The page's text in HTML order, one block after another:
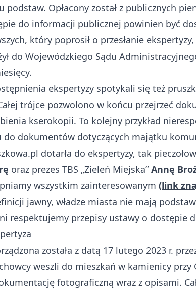
podstaw. Opłacony został z publicznych
do informacji publicznej powinien być
który poprosił o przesłanie ekspertyzy,
do Wojewódzkiego Sądu
ekspertyzy spotykali się też
trójce pozwolono w końcu przejrzeć
kserokopii. To kolejny przykład
do dokumentów dotyczących majątku
dotarła do ekspertyzy, tak
oraz prezes TBS „Zieleń Miejska”Annę
wszystkim zainteresowanym (link
jawny, władze miasta nie mają
respektujemy przepisy ustawy o dostępie
została z datą 17 lutego 2023 r.
weszli do mieszkań w kamienicy
fotograficzną wraz z opisami.